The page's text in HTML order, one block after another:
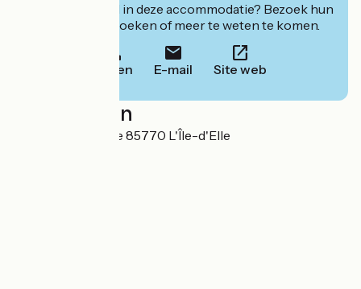
Geïnteresseerd in deze accommodatie? Bezoek hun
website om te boeken of meer te weten te komen.
Bellen E-mail Site web
Localisation
3 avenue de la gare 85770 L'Île-d'Elle